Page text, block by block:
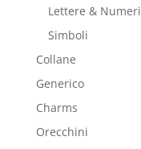
Lettere & Numeri
Simboli
Collane
Generico
Charms
Orecchini